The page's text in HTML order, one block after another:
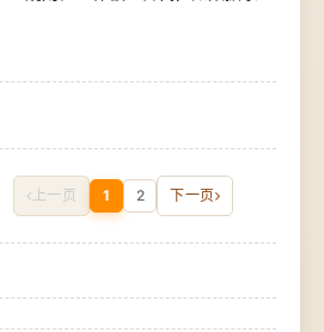
上一页 1 2 下一页